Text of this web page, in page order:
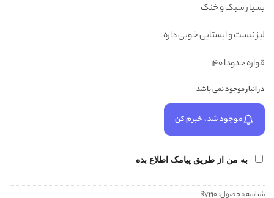
بسیار سبک و خنک
لیز نیست و ایستایی خوبی داره
قواره حدودا 140
در انبار موجود نمی باشد
موجود شد، خبرم کن
به من از طریق پیامک اطلاع بده
شناسه محصول: R7210